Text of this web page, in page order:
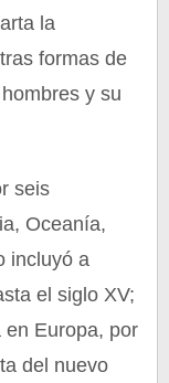
la
formas de
y su
seis
Oceanía,
incluyó a
el siglo XV;
en Europa, por
del nuevo